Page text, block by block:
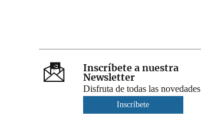
Inscríbete a nuestra
Newsletter
Disfruta de todas las novedades
Inscríbete